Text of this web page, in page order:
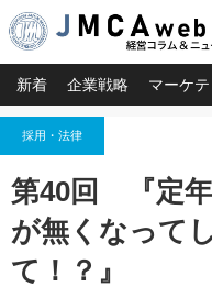
新着 企業戦略 マーケ
採用・法律
第40回 『定年
が無くなって
て！？』